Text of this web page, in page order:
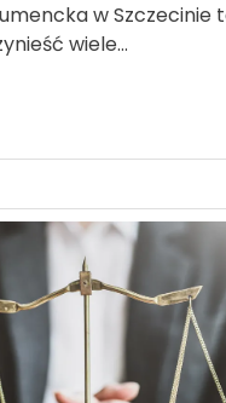
w Szczecinie
wiele…